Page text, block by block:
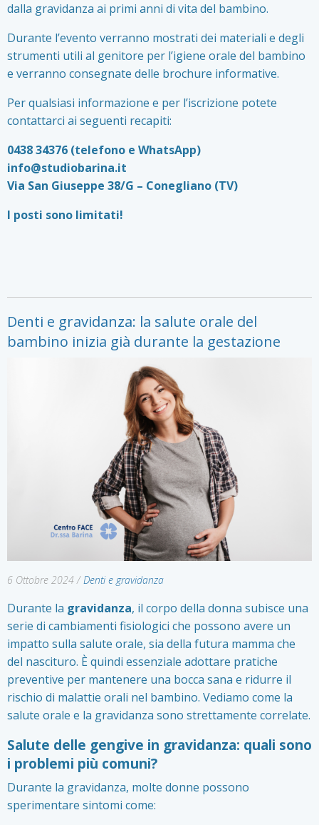
dalla gravidanza ai primi anni di vita del bambino.
Durante l’evento verranno mostrati dei materiali e degli
strumenti utili al genitore per l’igiene orale del bambino
e verranno consegnate delle brochure informative.
Per qualsiasi informazione e per l’iscrizione potete
contattarci ai seguenti recapiti:
0438 34376 (telefono e WhatsApp)
info@studiobarina.it
Via San Giuseppe 38/G – Conegliano (TV)
I posti sono limitati!
Denti e gravidanza: la salute orale del
bambino inizia già durante la gestazione
6 Ottobre 2024 / Denti e gravidanza
Durante la gravidanza, il corpo della donna subisce una
serie di cambiamenti fisiologici che possono avere un
impatto sulla salute orale, sia della futura mamma che
del nascituro. È quindi essenziale adottare pratiche
preventive per mantenere una bocca sana e ridurre il
rischio di malattie orali nel bambino. Vediamo come la
salute orale e la gravidanza sono strettamente correlate.
Salute delle gengive in gravidanza: quali sono
i problemi più comuni?
Durante la gravidanza, molte donne possono
sperimentare sintomi come: